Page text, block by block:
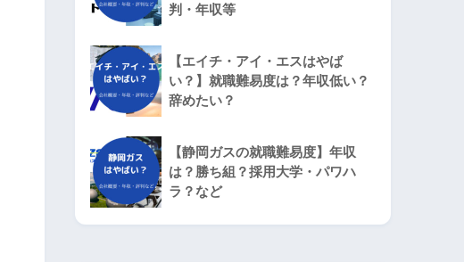
判・年収等
【エイチ・アイ・エスはやば
い？】就職難易度は？年収低い？
辞めたい？
【静岡ガスの就職難易度】年収
は？勝ち組？採用大学・パワハ
ラ？など